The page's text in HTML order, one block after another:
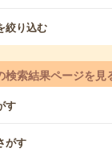
絞り込む
検索結果ページを見
す
がす